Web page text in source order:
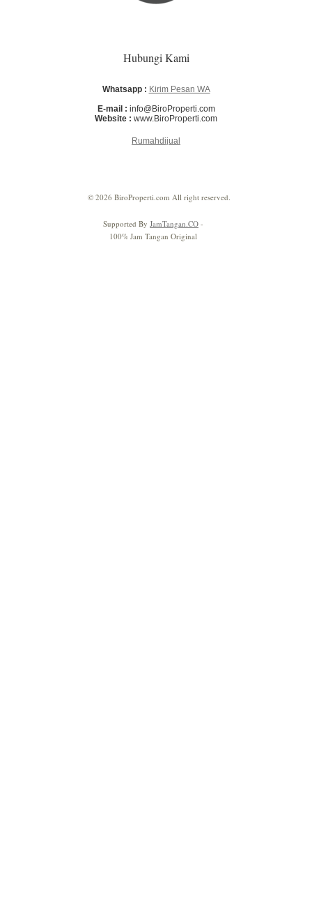
Hubungi Kami
Whatsapp : Kirim Pesan WA
E-mail : info@BiroProperti.com
Website : www.BiroProperti.com
Rumahdijual
© 2026 BiroProperti.com All right reserved.
Supported By JamTangan.CO -
100% Jam Tangan Original